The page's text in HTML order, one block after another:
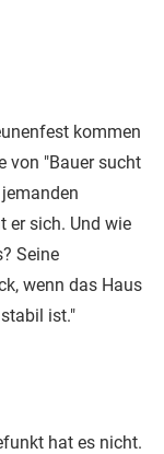
kommen
von "Bauer sucht
er sich. Und wie
Seine
wenn das Haus
ist."
hat es nicht.